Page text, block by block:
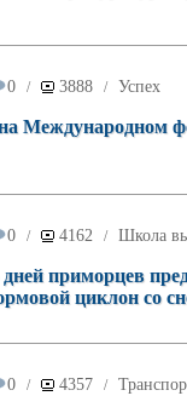
0 / 3888 / Успех
Международном
0 / 4162 / Школа
дней приморцев
циклон со
0 / 4357 /